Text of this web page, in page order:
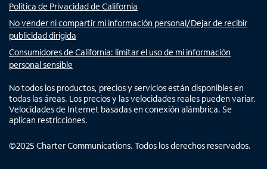
Política de Privacidad de California
No vender ni compartir mi información personal/Dejar de recibir
publicidad dirigida
Consumidores de California: limitar el uso de mi información
personal sensible
No todos los productos, precios y servicios están disponibles en
todas las áreas. Los precios y las velocidades reales pueden variar.
Velocidades de Internet basadas en conexión alámbrica. Se
aplican restricciones.
©2025 Charter Communications. Todos los derechos reservados.